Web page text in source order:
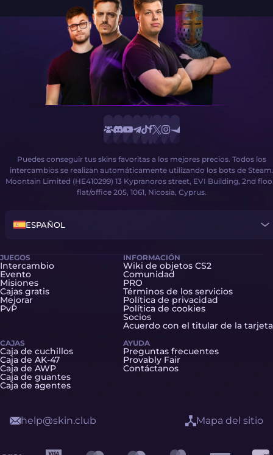
Puedes conseguir tus skins favoritas a los mejores precios. Todos los
intercambios se realizan automáticamente utilizando los bots de Steam.
Moontain Limited (HE410299) 13 Kypranoros street, EVI Building, 2nd
flat/office 205, 1061, Nicosia, Cyprus.
ESPAÑOL
JUEGOS
Intercambio
Evento
Misiones
Cajas gratis
Mejorar
PvP
CAJAS
Caja de cuchillos
Caja de AK-47
Caja de AWP
Caja de guantes
Caja de agentes
INFORMACIÓN
Wiki de objetos CS2
Comunidad
PRO
Términos de los servicios
Política de privacidad
Política de cookies
Socios
Acuerdo con el titular de la tarjeta
AYUDA
Preguntas frecuentes
Provably Fair
Contáctanos
help@skin.club Mapa del sitio